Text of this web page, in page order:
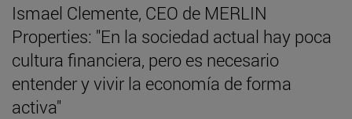
Ismael Clemente, CEO de MERLIN
Properties: "En la sociedad actual hay poca
cultura financiera, pero es necesario
entender y vivir la economía de forma
activa"